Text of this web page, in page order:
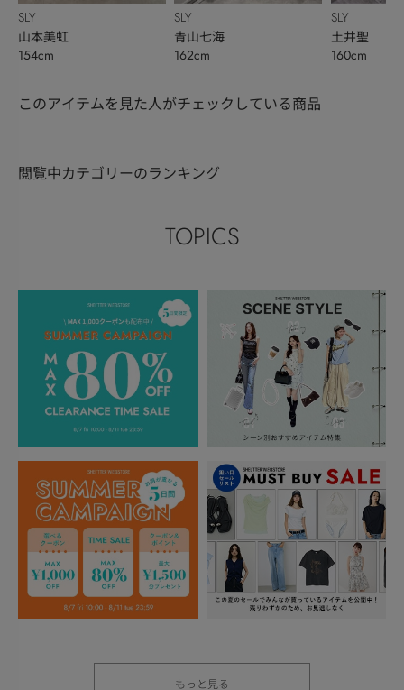
SLY
山本美虹
154cm
SLY
青山七海
162cm
SLY
土井聖
160cm
このアイテムを見た人がチェックしている商品
閲覧中カテゴリーのランキング
TOPICS
もっと見る